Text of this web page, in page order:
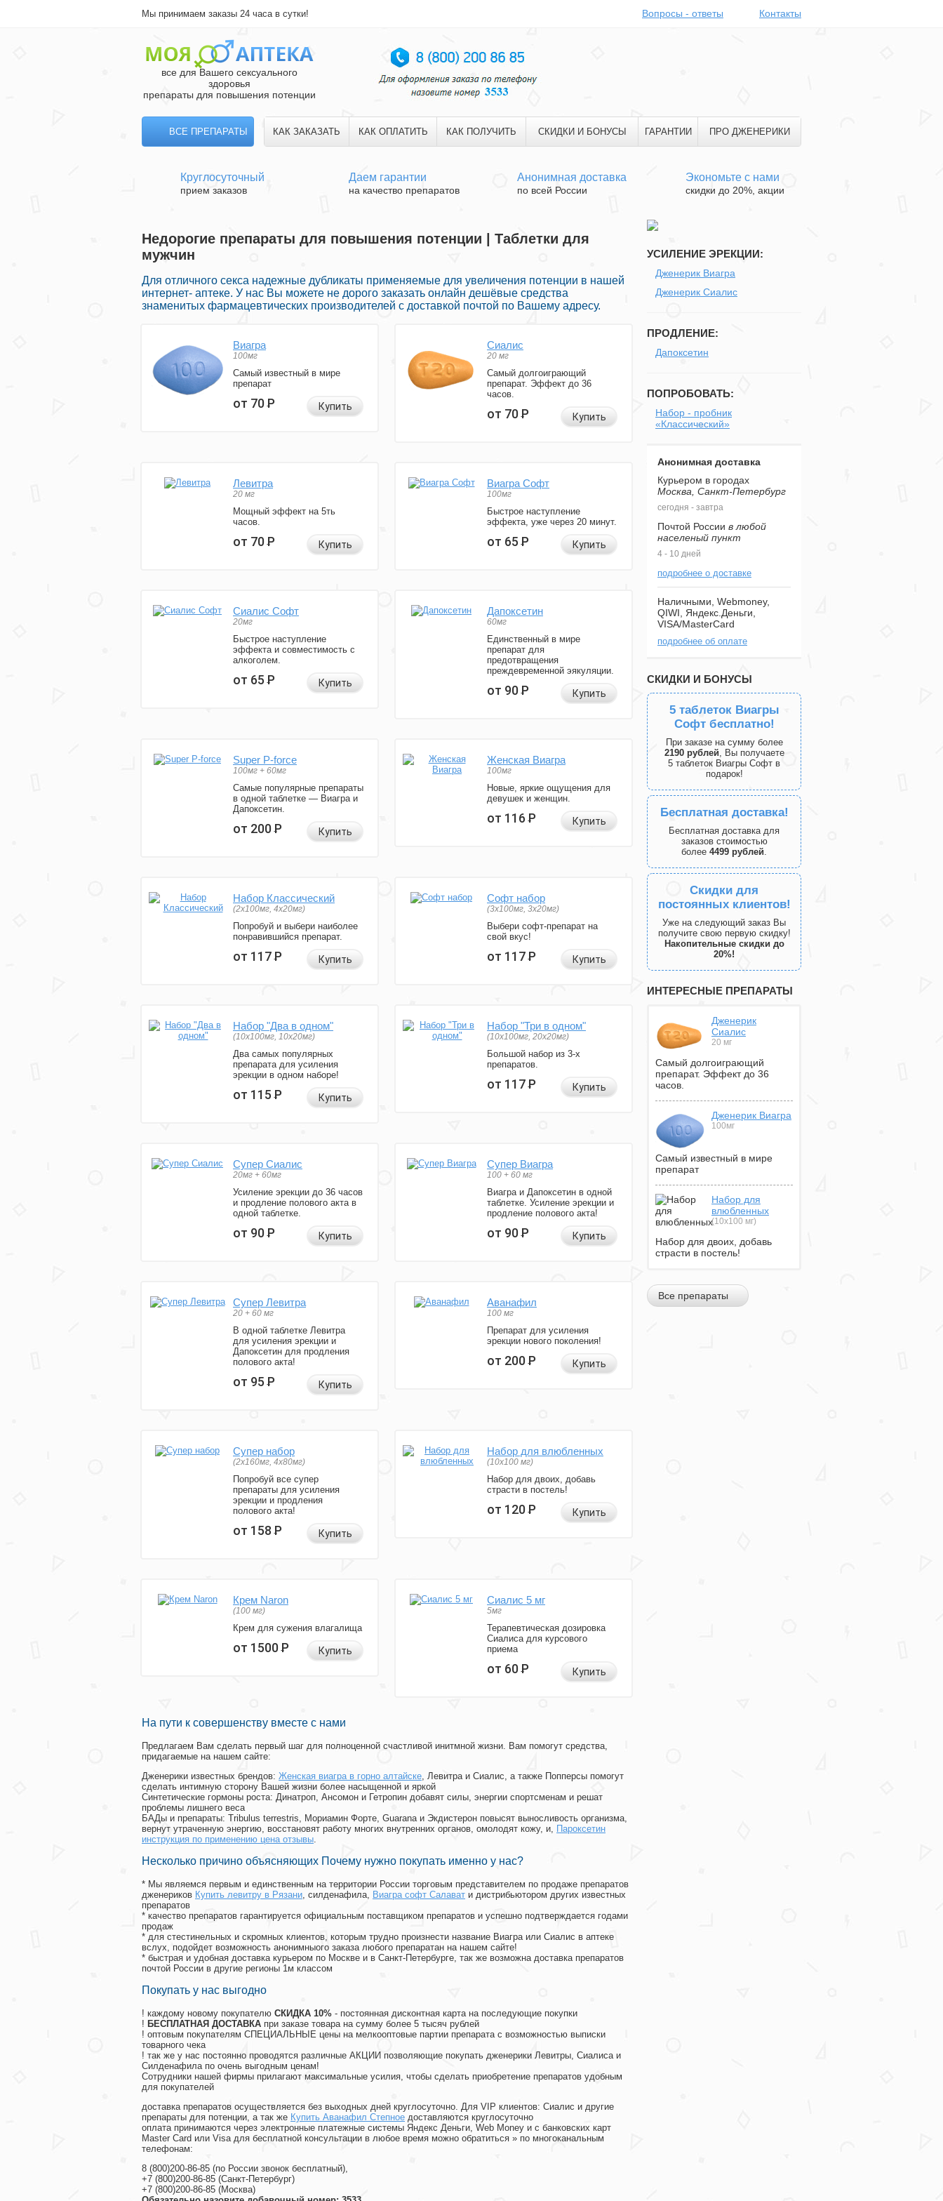
Мы принимаем заказы 24 часа в сутки! Вопросы - ответы Контакты
все для Вашего сексуального
здоровья
препараты для повышения потенции
ВСЕ ПРЕПАРАТЫ КАК ЗАКАЗАТЬ КАК ОПЛАТИТЬ КАК ПОЛУЧИТЬ СКИДКИ И БОНУСЫ ГАРАНТИИ ПРО ДЖЕНЕРИКИ
Круглосуточный
прием заказов
Даем гарантии
на качество препаратов
Анонимная доставка
по всей России
Экономьте с нами
скидки до 20%, акции
Недорогие препараты для повышения потенции | Таблетки для
мужчин
Для отличного секса надежные дубликаты применяемые для увеличения потенции в нашей
интернет- аптеке. У нас Вы можете не дорого заказать онлайн дешёвые средства
знаменитых фармацевтических производителей с доставкой почтой по Вашему адресу.
Виагра
100мг
Самый известный в мире
препарат
от 70Р Купить
Сиалис
20 мг
Самый долгоиграющий
препарат. Эффект до 36
часов.
от 70Р Купить
Левитра
20 мг
Мощный эффект на 5ть
часов.
от 70Р Купить
Виагра Софт
100мг
Быстрое наступление
эффекта, уже через 20 минут.
от 65Р Купить
Сиалис Софт
20мг
Быстрое наступление
эффекта и совместимость с
алкоголем.
от 65Р Купить
Дапоксетин
60мг
Единственный в мире
препарат для
предотвращения
преждевременной эякуляции.
от 90Р Купить
Super P-force
100мг + 60мг
Самые популярные препараты
в одной таблетке — Виагра и
Дапоксетин.
от 200Р Купить
Женская Виагра
100мг
Новые, яркие ощущения для
девушек и женщин.
от 116Р Купить
Набор Классический
(2x100мг, 4x20мг)
Попробуй и выбери наиболее
понравившийся препарат.
от 117Р Купить
Софт набор
(3x100мг, 3x20мг)
Выбери софт-препарат на
свой вкус!
от 117Р Купить
Набор "Два в одном"
(10x100мг, 10x20мг)
Два самых популярных
препарата для усиления
эрекции в одном наборе!
от 115Р Купить
Набор "Три в одном"
(10x100мг, 20x20мг)
Большой набор из 3-х
препаратов.
от 117Р Купить
Супер Сиалис
20мг + 60мг
Усиление эрекции до 36 часов
и продление полового акта в
одной таблетке.
от 90Р Купить
Супер Виагра
100 + 60 мг
Виагра и Дапоксетин в одной
таблетке. Усиление эрекции и
продление полового акта!
от 90Р Купить
Супер Левитра
20 + 60 мг
В одной таблетке Левитра
для усиления эрекции и
Дапоксетин для продления
полового акта!
от 95Р Купить
Аванафил
100 мг
Препарат для усиления
эрекции нового поколения!
от 200Р Купить
Супер набор
(2х160мг, 4х80мг)
Попробуй все супер
препараты для усиления
эрекции и продления
полового акта!
от 158Р Купить
Набор для влюбленных
(10х100 мг)
Набор для двоих, добавь
страсти в постель!
от 120Р Купить
Крем Naron
(100 мг)
Крем для сужения влагалища
от 1500Р Купить
Сиалис 5 мг
5мг
Терапевтическая дозировка
Сиалиса для курсового
приема
от 60Р Купить
На пути к совершенству вместе с нами
Предлагаем Вам сделать первый шаг для полноценной счастливой инитмной жизни. Вам помогут средства,
придагаемые на нашем сайте:
Дженерики известных брендов: Женская виагра в горно алтайске, Левитра и Сиалис, а также Попперсы помогут
сделать интимную сторону Вашей жизни более насыщенной и яркой
Синтетические гормоны роста: Динатроп, Ансомон и Гетропин добавят силы, энергии спортсменам и решат
проблемы лишнего веса
БАДы и препараты: Tribulus terrestris, Мориамин Форте, Guarana и Экдистерон повысят выносливость организма,
вернут утраченную энергию, восстановят работу многих внутренних органов, омолодят кожу, и, Пароксетин
инструкция по применению цена отзывы.
Несколько причино объясняющих Почему нужно покупать именно у нас?
* Мы являемся первым и единственным на территории России торговым представителем по продаже препаратов
дженериков Купить левитру в Рязани, силденафила, Виагра софт Салават и дистрибьютором других известных
препаратов
* качество препаратов гарантируется официальным поставщиком препаратов и успешно подтверждается годами
продаж
* для стестинельных и скромных клиентов, которым трудно произнести название Виагра или Сиалис в аптеке
вслух, подойдет возможность анонимныого заказа любого препаратан на нашем сайте!
* быстрая и удобная доставка курьером по Москве и в Санкт-Петербурге, так же возможна доставка препаратов
почтой России в другие регионы 1м классом
Покупать у нас выгодно
! каждому новому покупателю СКИДКА 10% - постоянная дисконтная карта на последующие покупки
! БЕСПЛАТНАЯ ДОСТАВКА при заказе товара на сумму более 5 тысяч рублей
! оптовым покупателям СПЕЦИАЛЬНЫЕ цены на мелкооптовые партии препарата с возможностью выписки
товарного чека
! так же у нас постоянно проводятся различные АКЦИИ позволяющие покупать дженерики Левитры, Сиалиса и
Силденафила по очень выгодным ценам!
Cотрудники нашей фирмы прилагают максимальные усилия, чтобы сделать приобретение препаратов удобным
для покупателей
доставка препаратов осуществляется без выходных дней круглосуточно. Для VIP клиентов: Сиалис и другие
препараты для потенции, а так же Купить Аванафил Степное доставляются круглосуточно
оплата принимаются через электронные платежные системы Яндекс Деньги, Web Money и с банковских карт
Master Card или Visa для бесплатной консультации в любое время можно обратиться » по многоканальным
телефонам:
8 (800)200-86-85 (по России звонок бесплатный),
+7 (800)200-86-85 (Санкт-Петербург)
+7 (800)200-86-85 (Москва)
УСИЛЕНИЕ ЭРЕКЦИИ:
Дженерик Виагра
Дженерик Сиалис
ПРОДЛЕНИЕ:
Дапоксетин
ПОПРОБОВАТЬ:
Набор - пробник
«Классический»
Анонимная доставка
Курьером в городах
Москва, Санкт-Петербург
сегодня - завтра
Почтой России в любой
населеный пункт
4 - 10 дней
подробнее о доставке
Наличными, Webmoney,
QIWI, Яндекс.Деньги,
VISA/MasterCard
подробнее об оплате
СКИДКИ И БОНУСЫ
5 таблеток Виагры
Софт бесплатно!
При заказе на сумму более
2190 рублей, Вы получаете
5 таблеток Виагры Софт в
подарок!
Бесплатная доставка!
Бесплатная доставка для
заказов стоимостью
более 4499 рублей.
Скидки для
постоянных клиентов!
Уже на следующий заказ Вы
получите свою первую скидку!
Накопительные скидки до
20%!
ИНТЕРЕСНЫЕ ПРЕПАРАТЫ
Дженерик
Сиалис
20 мг
Самый долгоиграющий
препарат. Эффект до 36
часов.
Дженерик Виагра
100мг
Самый известный в мире
препарат
Набор для
влюбленных
(10х100 мг)
Набор для двоих, добавь
страсти в постель!
Все препараты